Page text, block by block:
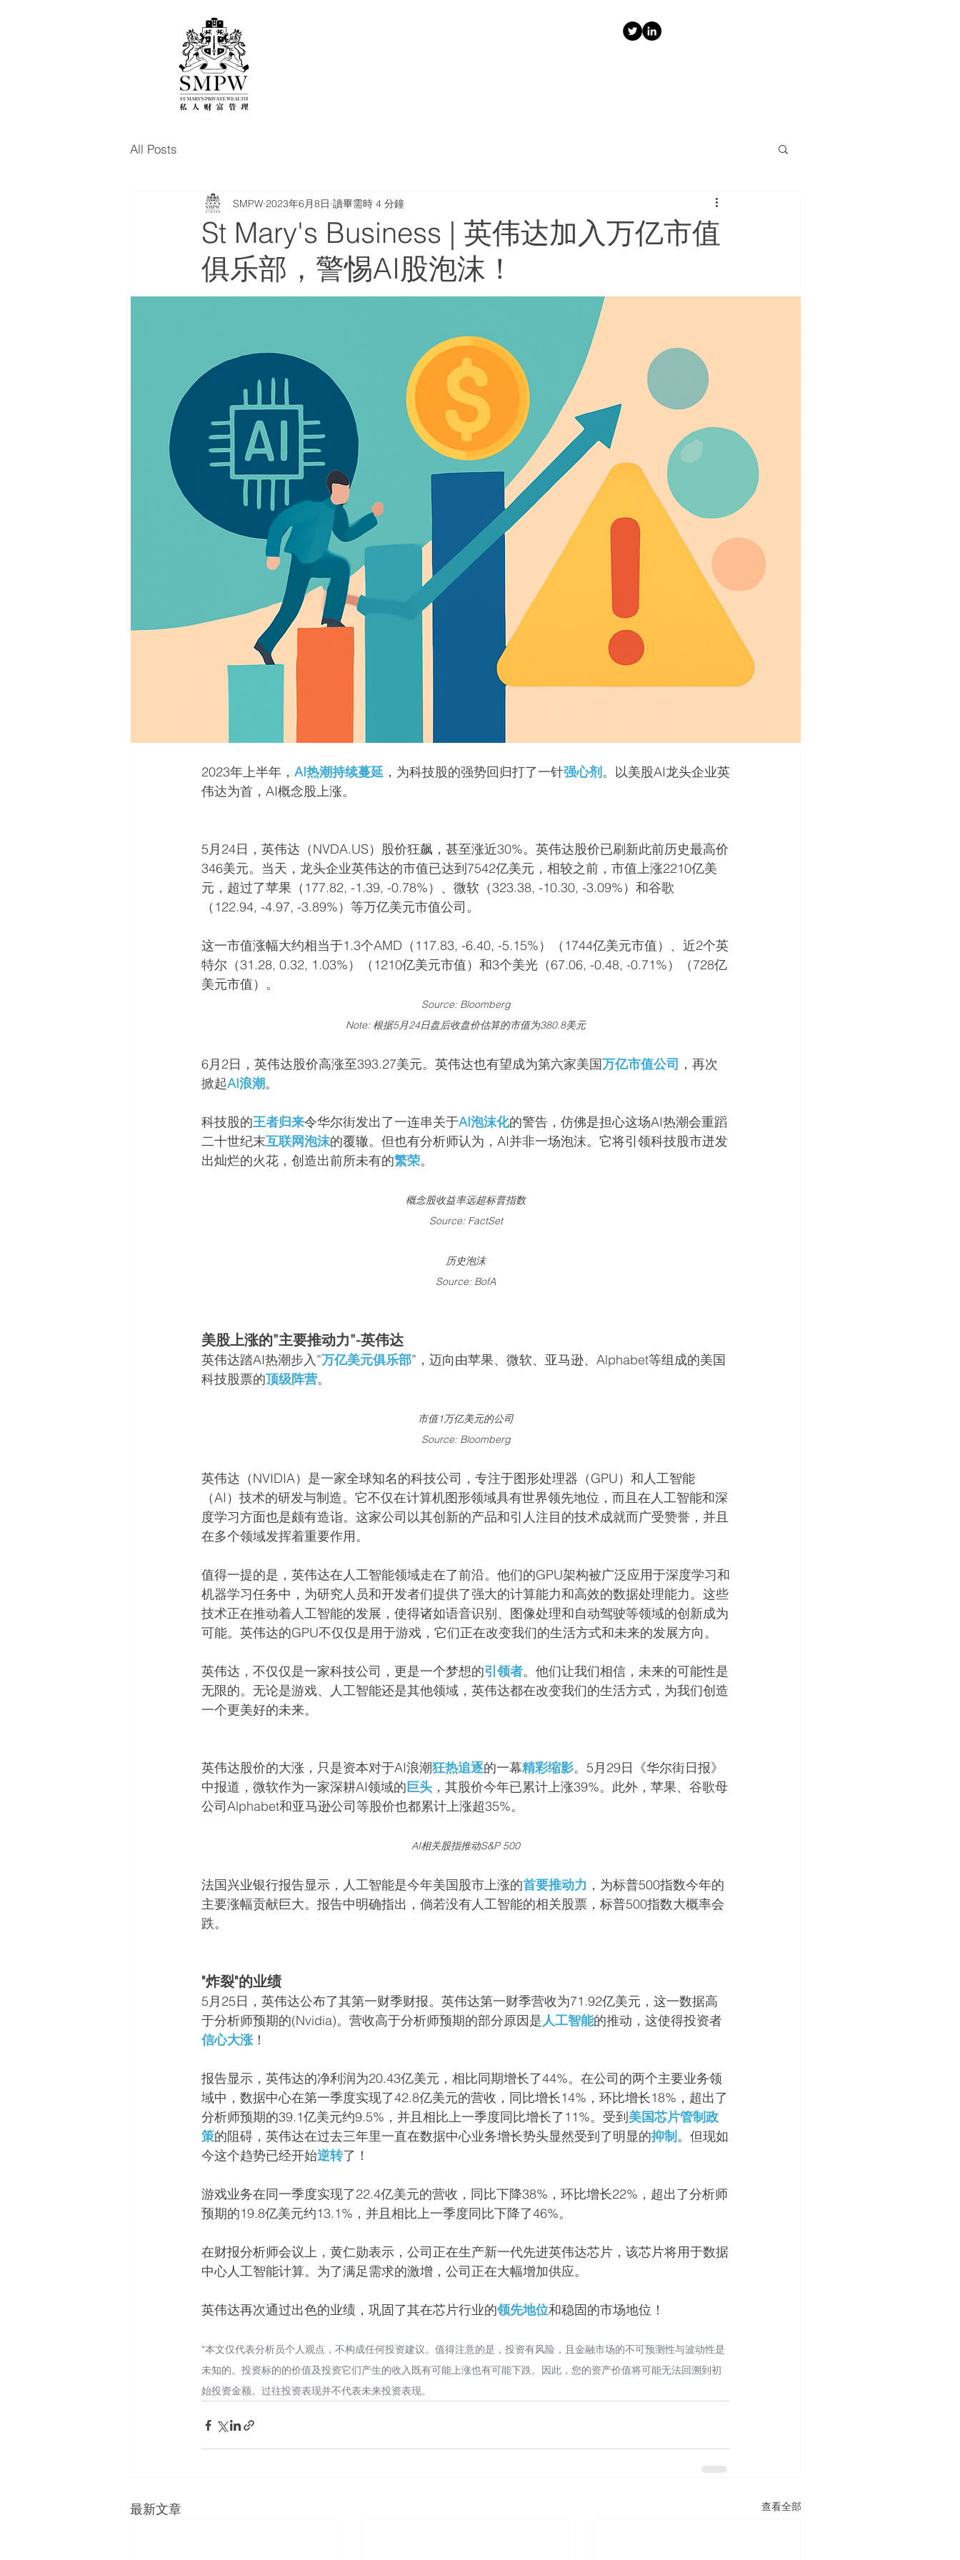
All Posts
St Mary's Business | 英伟达加入万亿市值
俱乐部，警惕AI股泡沫！
SMPW 2023年6月8日 讀畢需時 4 分鐘
2023年上半年， AI热潮持续蔓延 ，为科技股的强势回归打了一针强心剂。以美股AI龙头企业英
伟达为首，AI概念股上涨。
5月24日，英伟达（NVDA.US）股价狂飙，甚至涨近30%。英伟达股价已刷新此前历史最高价
346美元。当天，龙头企业英伟达的市值已达到7542亿美元，相较之前，市值上涨2210亿美
元，超过了苹果（177.82, -1.39, -0.78%）、微软（323.38, -10.30, -3.09%）和谷歌
（122.94, -4.97, -3.89%）等万亿美元市值公司。
这一市值涨幅大约相当于1.3个AMD（117.83, -6.40, -5.15%）（1744亿美元市值）、近2个英
特尔（31.28, 0.32, 1.03%）（1210亿美元市值）和3个美光（67.06, -0.48, -0.71%）（728亿
美元市值）。
Source: Bloomberg
Note: 根据5月24日盘后收盘价估算的市值为380.8美元
6月2日，英伟达股价高涨至393.27美元。英伟达也有望成为第六家美国万亿市值公司 ，再次
掀起AI浪潮。
科技股的王者归来令华尔街发出了一连串关于AI泡沫化的警告，仿佛是担心这场AI热潮会重蹈
二十世纪末互联网泡沫的覆辙。但也有分析师认为，AI并非一场泡沫。它将引领科技股市迸发
出灿烂的火花，创造出前所未有的繁荣。
概念股收益率远超标普指数
Source: FactSet
历史泡沫
Source: BofA
美股上涨的”主要推动力”-英伟达
英伟达踏AI热潮步入”万亿美元俱乐部”，迈向由苹果、微软、亚马逊、Alphabet等组成的美国
科技股票的顶级阵营。
市值1万亿美元的公司
Source: Bloomberg
英伟达（NVIDIA）是一家全球知名的科技公司，专注于图形处理器（GPU）和人工智能
（AI）技术的研发与制造。它不仅在计算机图形领域具有世界领先地位，而且在人工智能和深
度学习方面也是颇有造诣。这家公司以其创新的产品和引人注目的技术成就而广受赞誉，并且
在多个领域发挥着重要作用。
值得一提的是，英伟达在人工智能领域走在了前沿。他们的GPU架构被广泛应用于深度学习和
机器学习任务中，为研究人员和开发者们提供了强大的计算能力和高效的数据处理能力。这些
技术正在推动着人工智能的发展，使得诸如语音识别、图像处理和自动驾驶等领域的创新成为
可能。英伟达的GPU不仅仅是用于游戏，它们正在改变我们的生活方式和未来的发展方向。
英伟达，不仅仅是一家科技公司，更是一个梦想的引领者。他们让我们相信，未来的可能性是
无限的。无论是游戏、人工智能还是其他领域，英伟达都在改变我们的生活方式，为我们创造
一个更美好的未来。
英伟达股价的大涨，只是资本对于AI浪潮狂热追逐的一幕精彩缩影。5月29日《华尔街日报》
中报道，微软作为一家深耕AI领域的巨头 ，其股价今年已累计上涨39%。此外，苹果、谷歌母
公司Alphabet和亚马逊公司等股价也都累计上涨超35%。
AI相关股指推动S&P 500
法国兴业银行报告显示，人工智能是今年美国股市上涨的首要推动力 ，为标普500指数今年的
主要涨幅贡献巨大。报告中明确指出，倘若没有人工智能的相关股票，标普500指数大概率会
跌。
"炸裂"的业绩
5月25日，英伟达公布了其第一财季财报。英伟达第一财季营收为71.92亿美元，这一数据高
于分析师预期的(Nvidia)。营收高于分析师预期的部分原因是人工智能的推动，这使得投资者
信心大涨 ！
报告显示，英伟达的净利润为20.43亿美元，相比同期增长了44%。在公司的两个主要业务领
域中，数据中心在第一季度实现了42.8亿美元的营收，同比增长14%，环比增长18%，超出了
分析师预期的39.1亿美元约9.5%，并且相比上一季度同比增长了11%。受到美国芯片管制政
策的阻碍，英伟达在过去三年里一直在数据中心业务增长势头显然受到了明显的抑制 。但现如
今这个趋势已经开始逆转了！
游戏业务在同一季度实现了22.4亿美元的营收，同比下降38%，环比增长22%，超出了分析师
预期的19.8亿美元约13.1%，并且相比上一季度同比下降了46%。
在财报分析师会议上，黄仁勋表示，公司正在生产新一代先进英伟达芯片，该芯片将用于数据
中心人工智能计算。为了满足需求的激增，公司正在大幅增加供应。
英伟达再次通过出色的业绩，巩固了其在芯片行业的领先地位和稳固的市场地位！
*本文仅代表分析员个人观点，不构成任何投资建议。值得注意的是，投资有风险，且金融市场的不可预测性与波动性是
未知的。投资标的的价值及投资它们产生的收入既有可能上涨也有可能下跌。因此，您的资产价值将可能无法回溯到初
始投资金额。过往投资表现并不代表未来投资表现。
最新文章 查看全部